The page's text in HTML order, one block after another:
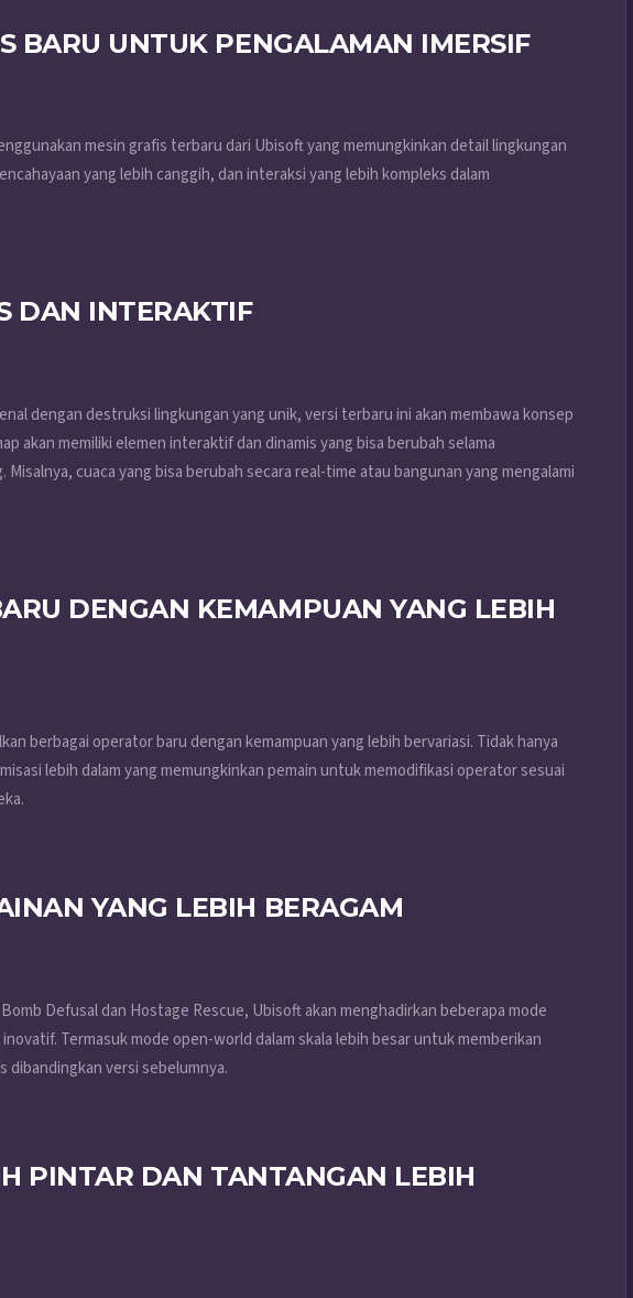
BARU UNTUK PENGALAMAN IMERSIF
mesin grafis terbaru dari Ubisoft yang memungkinkan detail lingkungan
yang lebih canggih, dan interaksi yang lebih kompleks dalam
DAN INTERAKTIF
dengan destruksi lingkungan yang unik, versi terbaru ini akan membawa konsep
akan memiliki elemen interaktif dan dinamis yang bisa berubah selama
cuaca yang bisa berubah secara real-time atau bangunan yang mengalami
DENGAN KEMAMPUAN YANG LEBIH
berbagai operator baru dengan kemampuan yang lebih bervariasi. Tidak hanya
lebih dalam yang memungkinkan pemain untuk memodifikasi operator sesuai
YANG LEBIH BERAGAM
Defusal dan Hostage Rescue, Ubisoft akan menghadirkan beberapa mode
Termasuk mode open-world dalam skala lebih besar untuk memberikan
dibandingkan versi sebelumnya.
PINTAR DAN TANTANGAN LEBIH